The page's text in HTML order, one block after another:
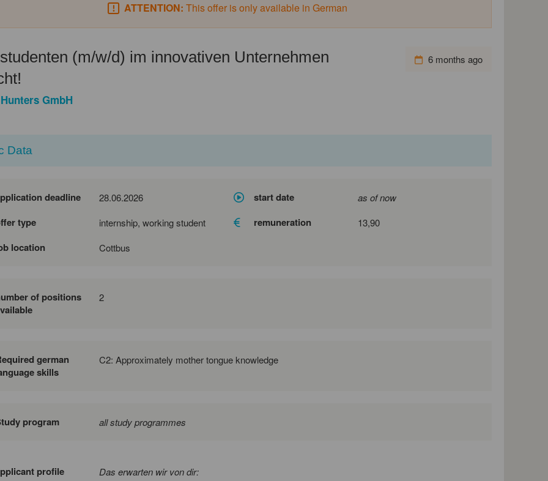
ATTENTION: This offer is only available in German
6 months ago
(m/w/d) im innovativen Unternehmen
GmbH
Data
deadline 28.06.2026 start date as of now
type internship, working student remuneration 13,90
location Cottbus
of positions
2
german
skills
C2: Approximately mother tongue knowledge
program all study programmes
profile
Das erwarten wir von dir: